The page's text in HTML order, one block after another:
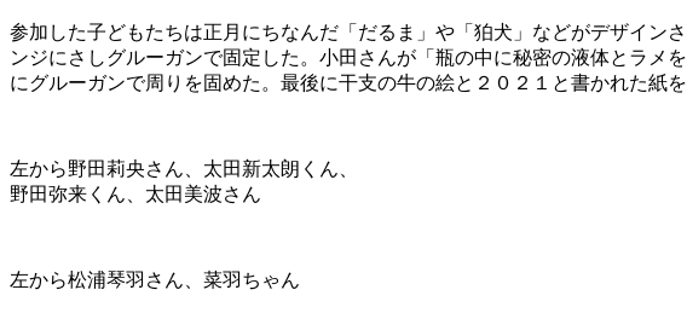
参加した子どもたちは正月にちなんだ「だるま」や「狛犬」などがデザイン
ンジにさしグルーガンで固定した。小田さんが「瓶の中に秘密の液体とラメ
にグルーガンで周りを固めた。最後に干支の牛の絵と２０２１と書かれた紙
左から野田莉央さん、太田新太朗くん、
野田弥来くん、太田美波さん
左から松浦琴羽さん、菜羽ちゃん